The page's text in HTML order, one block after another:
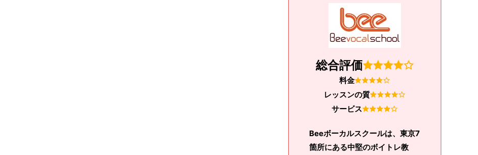
総合評価
料金
レッスンの質
サービス
Beeボーカルスクールは、東京7
箇所にある中堅のボイトレ教